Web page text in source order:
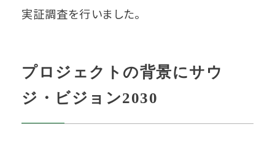
実証調査を行いました。
プロジェクトの背景にサウ
ジ・ビジョン2030